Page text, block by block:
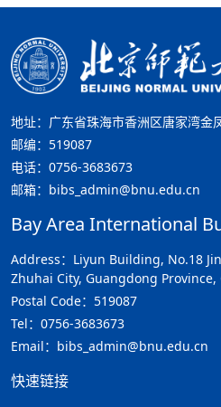
地址：广东省珠海市香洲区唐家湾金
邮编：519087
电话：0756-3683673
邮箱：bibs_admin@bnu.edu.cn
Bay Area International
Address：Liyun Building, No.18
Zhuhai City, Guangdong Province,
Postal Code：519087
Tel：0756-3683673
Email：bibs_admin@bnu.edu.cn
快速链接